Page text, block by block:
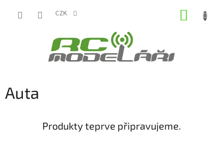
CZK
Auta
Produkty teprve připravujeme.